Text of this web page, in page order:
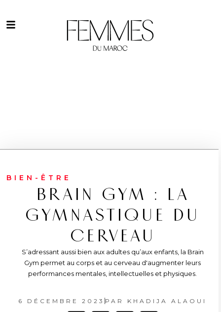
BIEN-ÊTRE
BRAIN GYM : LA
GYMNASTIQUE DU
CERVEAU
S’adressant aussi bien aux adultes qu’aux enfants, la Brain
Gym permet au corps et au cerveau d'augmenter leurs
performances mentales, intellectuelles et physiques.
6 DÉCEMBRE 2023 PAR KHADIJA ALAOUI